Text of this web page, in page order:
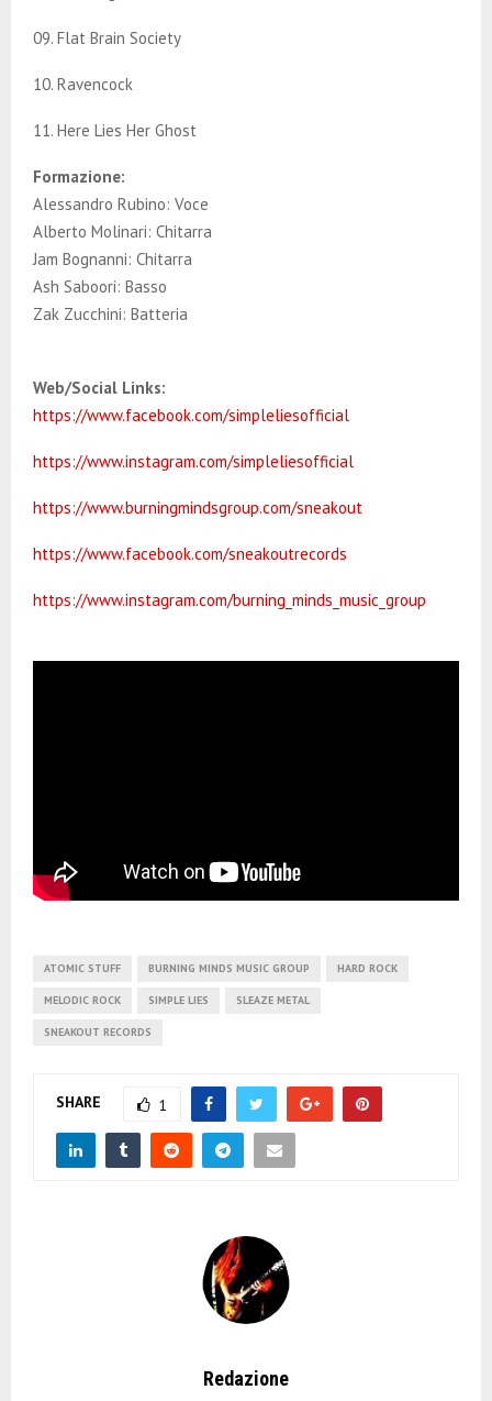
09. Flat Brain Society
10. Ravencock
11. Here Lies Her Ghost
Formazione:
Alessandro Rubino: Voce
Alberto Molinari: Chitarra
Jam Bognanni: Chitarra
Ash Saboori: Basso
Zak Zucchini: Batteria
Web/Social Links:
https://www.facebook.com/simpleliesofficial
https://www.instagram.com/simpleliesofficial
https://www.burningmindsgroup.com/sneakout
https://www.facebook.com/sneakoutrecords
https://www.instagram.com/burning_minds_music_group
ATOMIC STUFF BURNING MINDS MUSIC GROUP HARD ROCK
MELODIC ROCK SIMPLE LIES SLEAZE METAL
SNEAKOUT RECORDS
SHARE 1
Redazione